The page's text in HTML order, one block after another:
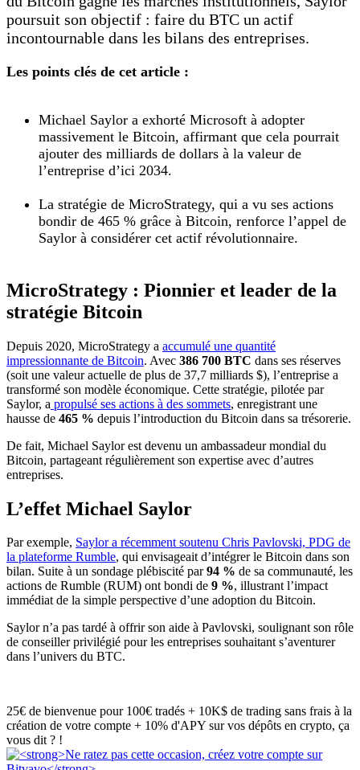
poursuit son objectif : faire du BTC un actif
incontournable dans les bilans des entreprises.
Les points clés de cet article :
Michael Saylor a exhorté Microsoft à adopter
massivement le Bitcoin, affirmant que cela pourrait
ajouter des milliards de dollars à la valeur de
l’entreprise d’ici 2034.
La stratégie de MicroStrategy, qui a vu ses actions
bondir de 465 % grâce à Bitcoin, renforce l’appel de
Saylor à considérer cet actif révolutionnaire.
MicroStrategy : Pionnier et leader de la
stratégie Bitcoin
Depuis 2020, MicroStrategy a accumulé une quantité
impressionnante de Bitcoin. Avec 386 700 BTC dans ses réserves
(soit une valeur actuelle de plus de 37,7 milliards $), l’entreprise a
transformé son modèle économique. Cette stratégie, pilotée par
Saylor, a propulsé ses actions à des sommets, enregistrant une
hausse de 465 % depuis l’introduction du Bitcoin dans sa trésorerie.
De fait, Michael Saylor est devenu un ambassadeur mondial du
Bitcoin, partageant régulièrement son expertise avec d’autres
entreprises.
L’effet Michael Saylor
Par exemple, Saylor a récemment soutenu Chris Pavlovski, PDG de
la plateforme Rumble, qui envisageait d’intégrer le Bitcoin dans son
bilan. Suite à un sondage plébiscité par94 % de sa communauté, les
actions de Rumble (RUM) ont bondi de 9 %, illustrant l’impact
immédiat de la simple perspective d’une adoption du Bitcoin.
Saylor n’a pas tardé à offrir son aide à Pavlovski, soulignant son rôle
de conseiller privilégié pour les entreprises souhaitant s’aventurer
dans l’univers du BTC.
25€ de bienvenue pour 100€ tradés + 10K$ de trading sans frais à la
création de votre compte + 10% d'APY sur vos dépôts en crypto, ça
vous dit ? !